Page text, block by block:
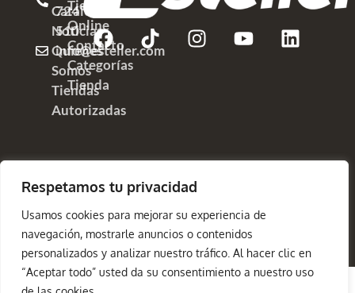
Respetamos tu privacidad
Usamos cookies para mejorar su experiencia de
navegación, mostrarle anuncios o contenidos
personalizados y analizar nuestro tráfico. Al hacer clic en
“Aceptar todo” usted da su consentimiento a nuestro uso
724
510
info@esteller.com
Catálogos
Noticias
Quienes
Somos
Tiendas
Autorizadas
Tienda
Online
Contacto
Categorías
Tienda
Copyright
Esteller
Política de Privacidad
Aviso Legal
Política de Cookies